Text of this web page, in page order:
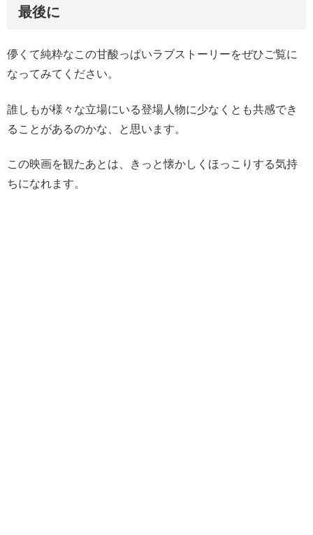
最後に
儚くて純粋なこの甘酸っぱいラブストーリーをぜひご覧に
なってみてください。
誰しもが様々な立場にいる登場人物に少なくとも共感でき
ることがあるのかな、と思います。
この映画を観たあとは、きっと懐かしくほっこりする気持
ちになれます。